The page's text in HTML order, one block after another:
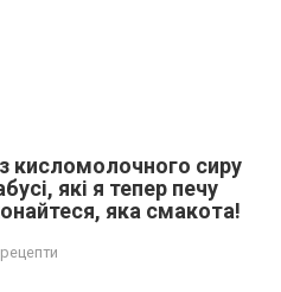
кисломолочного сиру
які я тепер печу
яка смакота!
рецепти